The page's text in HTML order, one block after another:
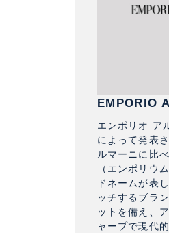
EMPORIO
エンポリオ ア
によって発表
ルマーニに比
（エンポリウ
ドネームが表
ッチするブラ
ットを備え、
ャープで現代